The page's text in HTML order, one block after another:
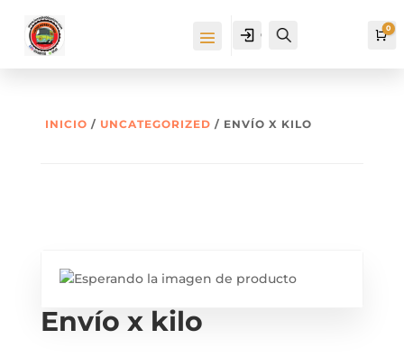
Cuenta 0
INICIO / UNCATEGORIZED / ENVÍO X KILO
Envío x kilo